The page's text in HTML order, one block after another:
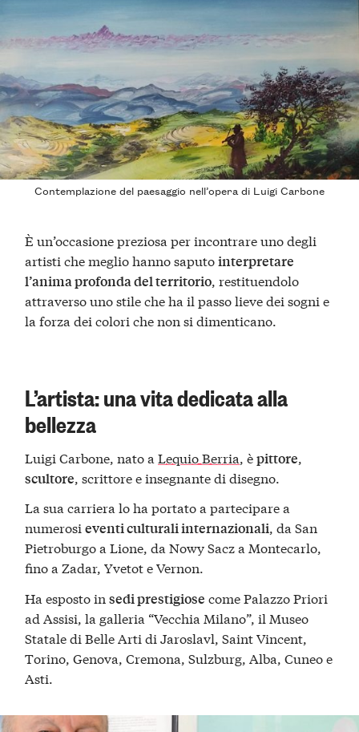
Contemplazione del paesaggio nell’opera di Luigi Carbone
È un’occasione preziosa per incontrare uno degli
artisti che meglio hanno saputointerpretare
l’anima profonda del territorio, restituendolo
attraverso uno stile che ha il passo lieve dei sogni e
la forza dei colori che non si dimenticano.
L’artista: una vita dedicata alla
bellezza
Luigi Carbone, nato aLequio Berria, èpittore,
scultore, scrittore e insegnante di disegno.
La sua carriera lo ha portato a partecipare a
numerosieventi culturali internazionali, da San
Pietroburgo a Lione, da Nowy Sacz a Montecarlo,
fino a Zadar, Yvetot e Vernon.
Ha esposto insedi prestigiose come Palazzo Priori
ad Assisi, la galleria “Vecchia Milano”, il Museo
Statale di Belle Arti di Jaroslavl, Saint Vincent,
Torino, Genova, Cremona, Sulzburg, Alba, Cuneo e
Asti.